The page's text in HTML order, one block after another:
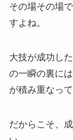
その場その場
すよね。
大技が成功し
の一瞬の裏に
が積み重なっ
だからこそ、